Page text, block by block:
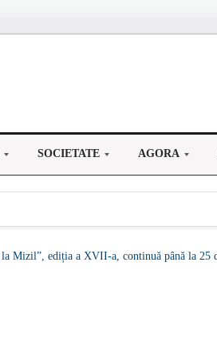
SOCIETATE AGORA